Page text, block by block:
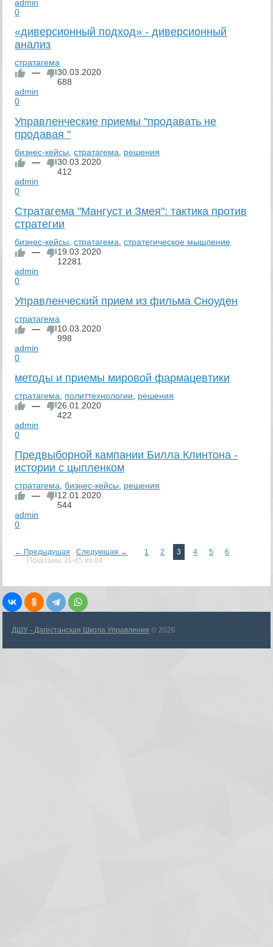
admin
0
«диверсионный подход» - диверсионный
анализ
стратагема
—
30.03.2020
688
admin
0
Управленческие приемы "продавать не
продавая "
бизнес-кейсы,стратагема, решения
—
30.03.2020
412
admin
0
Стратагема "Мангуст и Змея": тактика против
стратегии
бизнес-кейсы,стратагема,стратегическое мышление
—
19.03.2020
12281
admin
0
Управленческий прием из фильма Сноуден
стратагема
—
10.03.2020
998
admin
0
методы и приемы мировой фармацевтики
стратагема политтехнологии
решения
—
26.01.2020
422
admin
0
Предвыборной кампании Билла Клинтона -
истории с цыпленком
стратагема ,бизнес-кейсы
решения
—
12.01.2020
544
admin
0
← Предыдущая Следующая → 1 2 3 4 5
6
Показаны 31-45 из 84
ДШУ - Дагестанская Школа Управления © 2026